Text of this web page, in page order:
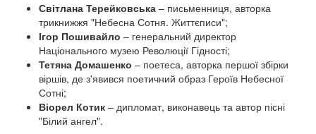
Світлана Терейковська – письменниця, авторка
трикнижжя "Небесна Сотня. Життєписи";
Ігор Пошивайло – генеральний директор
Національного музею Революції Гідності;
Тетяна Домашенко – поетеса, авторка першої збірки
віршів, де з'явився поетичний образ Героїв Небесної
Сотні;
Віорел Котик – дипломат, виконавець та автор пісні
"Білий ангел".